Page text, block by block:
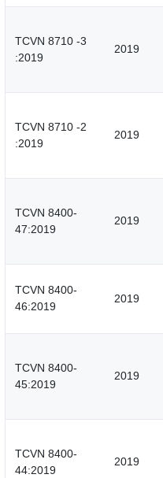
TCVN 8710 -3
:2019
2019
TCVN 8710 -2
:2019
2019
TCVN 8400-
47:2019
2019
TCVN 8400-
46:2019
2019
TCVN 8400-
45:2019
2019
TCVN 8400-
44:2019
2019